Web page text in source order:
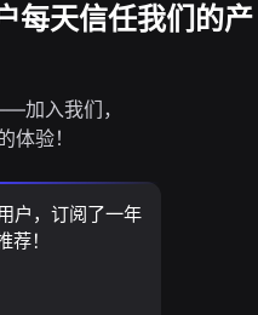
每天信任我们的产
加入我们，
体验！
户，订阅了一年
！